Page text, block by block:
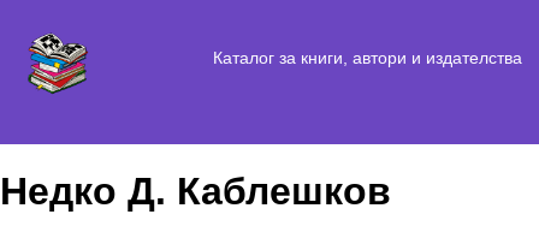
Каталог за книги, автори и издателства
Недко Д. Каблешков